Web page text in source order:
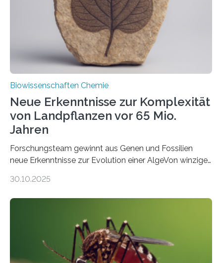
Funktionsfähigkeit der Organellen entscheidend ist. Die
Studie wurde am 28. Oktober 2025 in der
Fachzeitschrift…
Biowissenschaften Chemie
Neue Erkenntnisse zur Komplexität
von Landpflanzen vor 65 Mio.
Jahren
Forschungsteam gewinnt aus Genen und Fossilien
neue Erkenntnisse zur Evolution einer AlgeVon winzigen
Landpflanzen zählen zu den komplexesten
Grünalgen, die vor Hunderten von Millionen Jahren
lebten. Unter den Vorfahren sticht eine Gruppe heraus,
die noch heute in der Natur vorkommt: die
Süßwasseralge Coleochaetophyceae. Einige Arten
30.10.2025